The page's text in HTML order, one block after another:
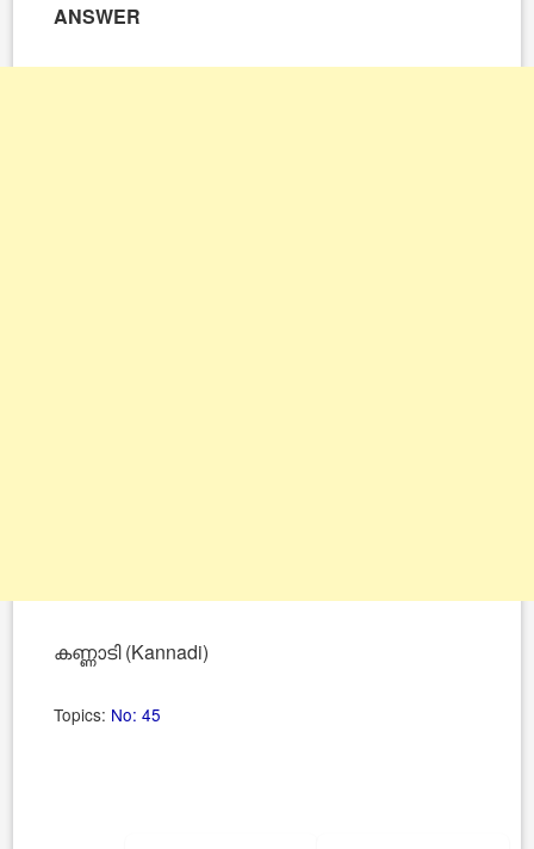
ANSWER
കണ്ണാടി (Kannadi)
Topics: No: 45